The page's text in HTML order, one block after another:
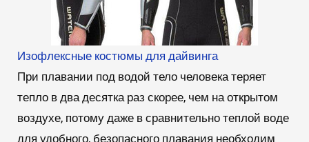
Изофлексные костюмы для дайвинга
При плавании под водой тело человека теряет
тепло в два десятка раз скорее, чем на открытом
воздухе, потому даже в сравнительно теплой воде
для удобного, безопасного плавания необходим